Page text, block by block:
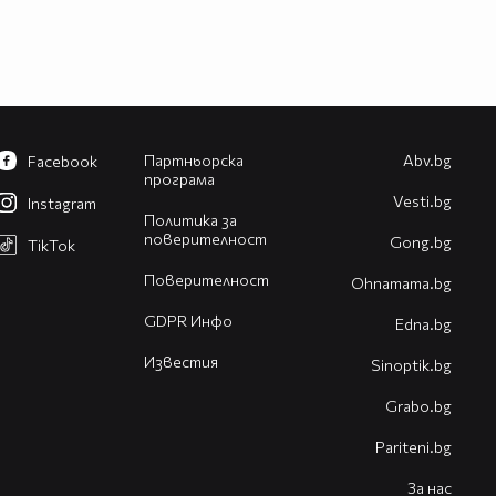
Партньорска
програма
Политика за
поверителност
Поверителност
GDPR Инфо
Известия
Facebook
Instagram
TikTok
Abv.bg
Vesti.bg
Gong.bg
Оhnamama.bg
Edna.bg
Sinoptik.bg
Grabo.bg
Pariteni.bg
За нас